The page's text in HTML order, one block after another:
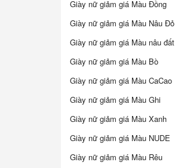
Giày nữ giảm giá Màu Đồng
Giày nữ giảm giá Màu Nâu Đỏ
Giày nữ giảm giá Màu nâu đất
Giày nữ giảm giá Màu Bò
Giày nữ giảm giá Màu CaCao
Giày nữ giảm giá Màu Ghi
Giày nữ giảm giá Màu Xanh
Giày nữ giảm giá Màu NUDE
Giày nữ giảm giá Màu Rêu